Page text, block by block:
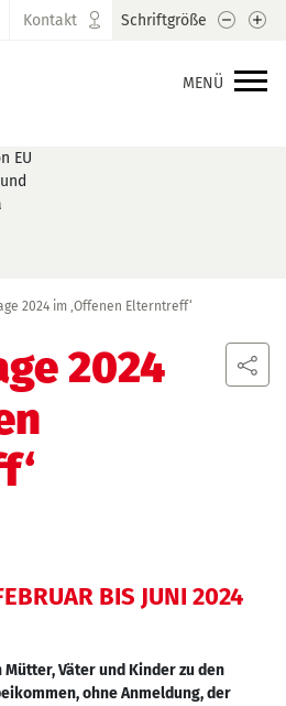
MENÜ
Kontakt Schriftgröße Schrift
2024 im ‚Offenen Elterntreff‘
2024
BIS JUNI 2024
Väter und Kinder zu den
ohne Anmeldung, der